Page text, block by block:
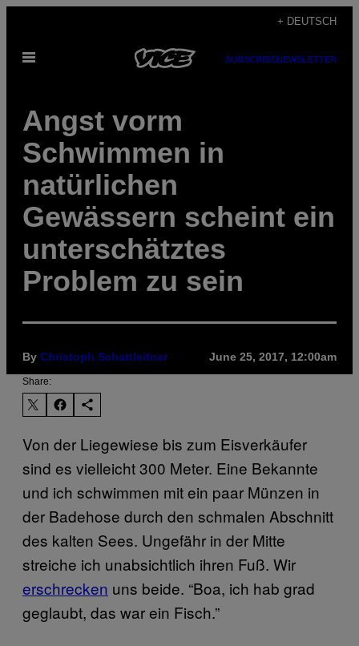
content
+ DEUTSCH
Open
SUBSCRIBENEWSLETTER
Angst vorm
Schwimmen in
natürlichen
Gewässern scheint ein
unterschätztes
Problem zu sein
By Christoph Schattleitner June 25, 2017, 12:00am
Share:
Von der Liegewiese bis zum Eisverkäufer
sind es vielleicht 300 Meter. Eine Bekannte
und ich schwimmen mit ein paar Münzen in
der Badehose durch den schmalen Abschnitt
des kalten Sees. Ungefähr in der Mitte
streiche ich unabsichtlich ihren Fuß. Wir
erschrecken uns beide. “Boa, ich hab grad
geglaubt, das war ein Fisch.”